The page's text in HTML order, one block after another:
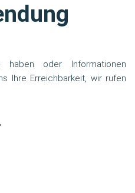
oder Informationen
Ihre Erreichbarkeit, wir rufen